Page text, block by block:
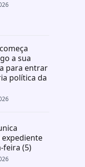
a sua
para entrar
política da
feira (5)